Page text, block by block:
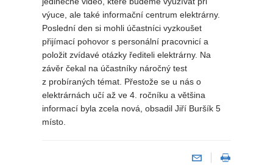
výuce, ale také informační centrum elektrárny.
Poslední den si mohli účastníci vyzkoušet
přijímací pohovor s personální pracovnicí a
položit zvídavé otázky řediteli elektrárny. Na
závěr čekal na účastníky náročný test
z probíraných témat. Přestože se u nás o
elektrárnách učí až ve 4. ročníku a většina
informací byla zcela nová, obsadil Jiří Buršík 5
místo.